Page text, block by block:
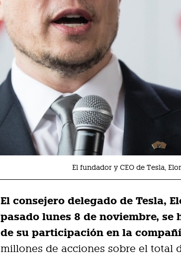
El fundador y CEO de Tesla,
El consejero delegado de Tesla,
pasado lunes 8 de noviembre, se
de su participación en la
millones de acciones sobre el total